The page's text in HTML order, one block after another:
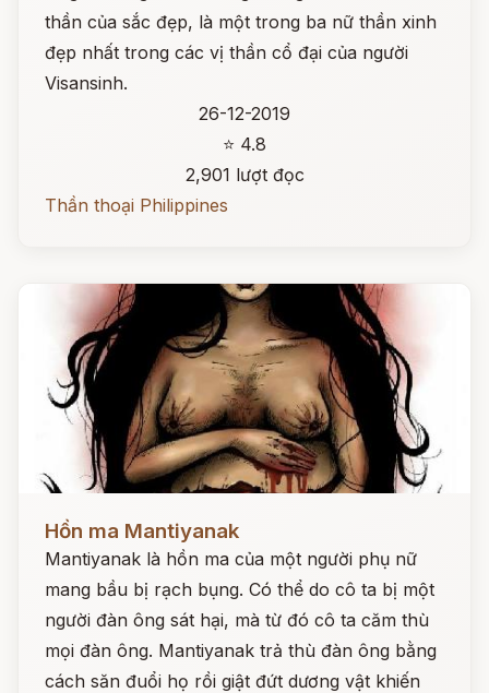
thần của sắc đẹp, là một trong ba nữ thần xinh
đẹp nhất trong các vị thần cổ đại của người
Visansinh.
26-12-2019
⭐ 4.8
2,901 lượt đọc
Thần thoại Philippines
Đọc ngay
Hồn ma Mantiyanak
Mantiyanak là hồn ma của một người phụ nữ
mang bầu bị rạch bụng. Có thể do cô ta bị một
người đàn ông sát hại, mà từ đó cô ta căm thù
mọi đàn ông. Mantiyanak trả thù đàn ông bằng
cách săn đuổi họ rồi giật đứt dương vật khiến